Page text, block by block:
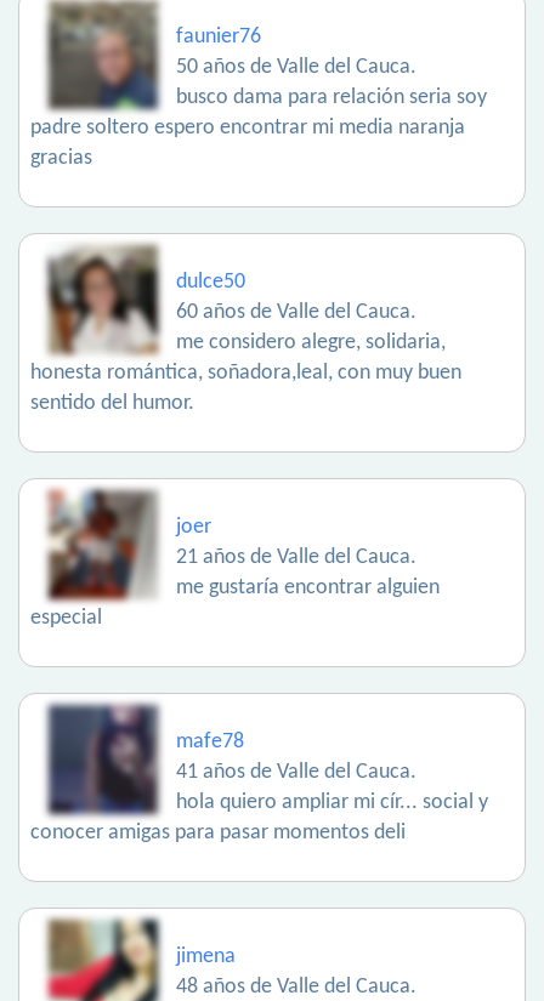
faunier76
50 años de Valle del Cauca.
busco dama para relación seria soy
padre soltero espero encontrar mi media naranja
gracias
dulce50
60 años de Valle del Cauca.
me considero alegre, solidaria,
honesta romántica, soñadora,leal, con muy buen
sentido del humor.
joer
21 años de Valle del Cauca.
me gustaría encontrar alguien
especial
mafe78
41 años de Valle del Cauca.
hola quiero ampliar mi cír... social y
conocer amigas para pasar momentos deli
jimena
48 años de Valle del Cauca.